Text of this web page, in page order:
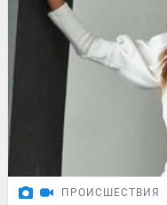
ПРОИСШЕСТВИЯ